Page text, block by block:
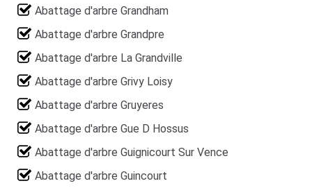
Abattage d'arbre Grandham
Abattage d'arbre Grandpre
Abattage d'arbre La Grandville
Abattage d'arbre Grivy Loisy
Abattage d'arbre Gruyeres
Abattage d'arbre Gue D Hossus
Abattage d'arbre Guignicourt Sur Vence
Abattage d'arbre Guincourt